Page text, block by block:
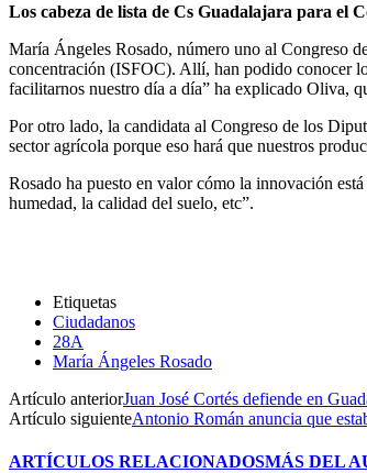
Los cabeza de lista de Cs Guadalajara para el
María Ángeles Rosado, número uno al Congreso
concentración (ISFOC). Allí, han podido conocer
facilitarnos nuestro día a día” ha explicado Oliva,
Por otro lado, la candidata al Congreso de los
sector agrícola porque eso hará que nuestros
Rosado ha puesto en valor cómo la innovación
humedad, la calidad del suelo, etc”.
Etiquetas
Ciudadanos
28A
María Ángeles Rosado
Artículo anteriorJuan José Cortés defiende en
Artículo siguienteAntonio Román anuncia que
ARTÍCULOS RELACIONADOSMÁS DEL